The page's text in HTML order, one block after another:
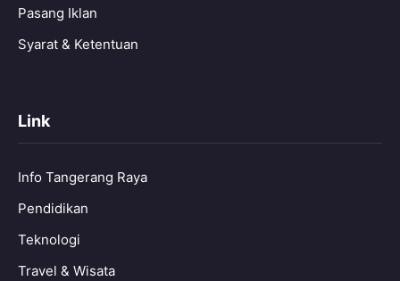
Pasang Iklan
Syarat & Ketentuan
Link
Info Tangerang Raya
Pendidikan
Teknologi
Travel & Wisata